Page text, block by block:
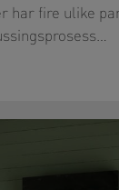
har fire ulike